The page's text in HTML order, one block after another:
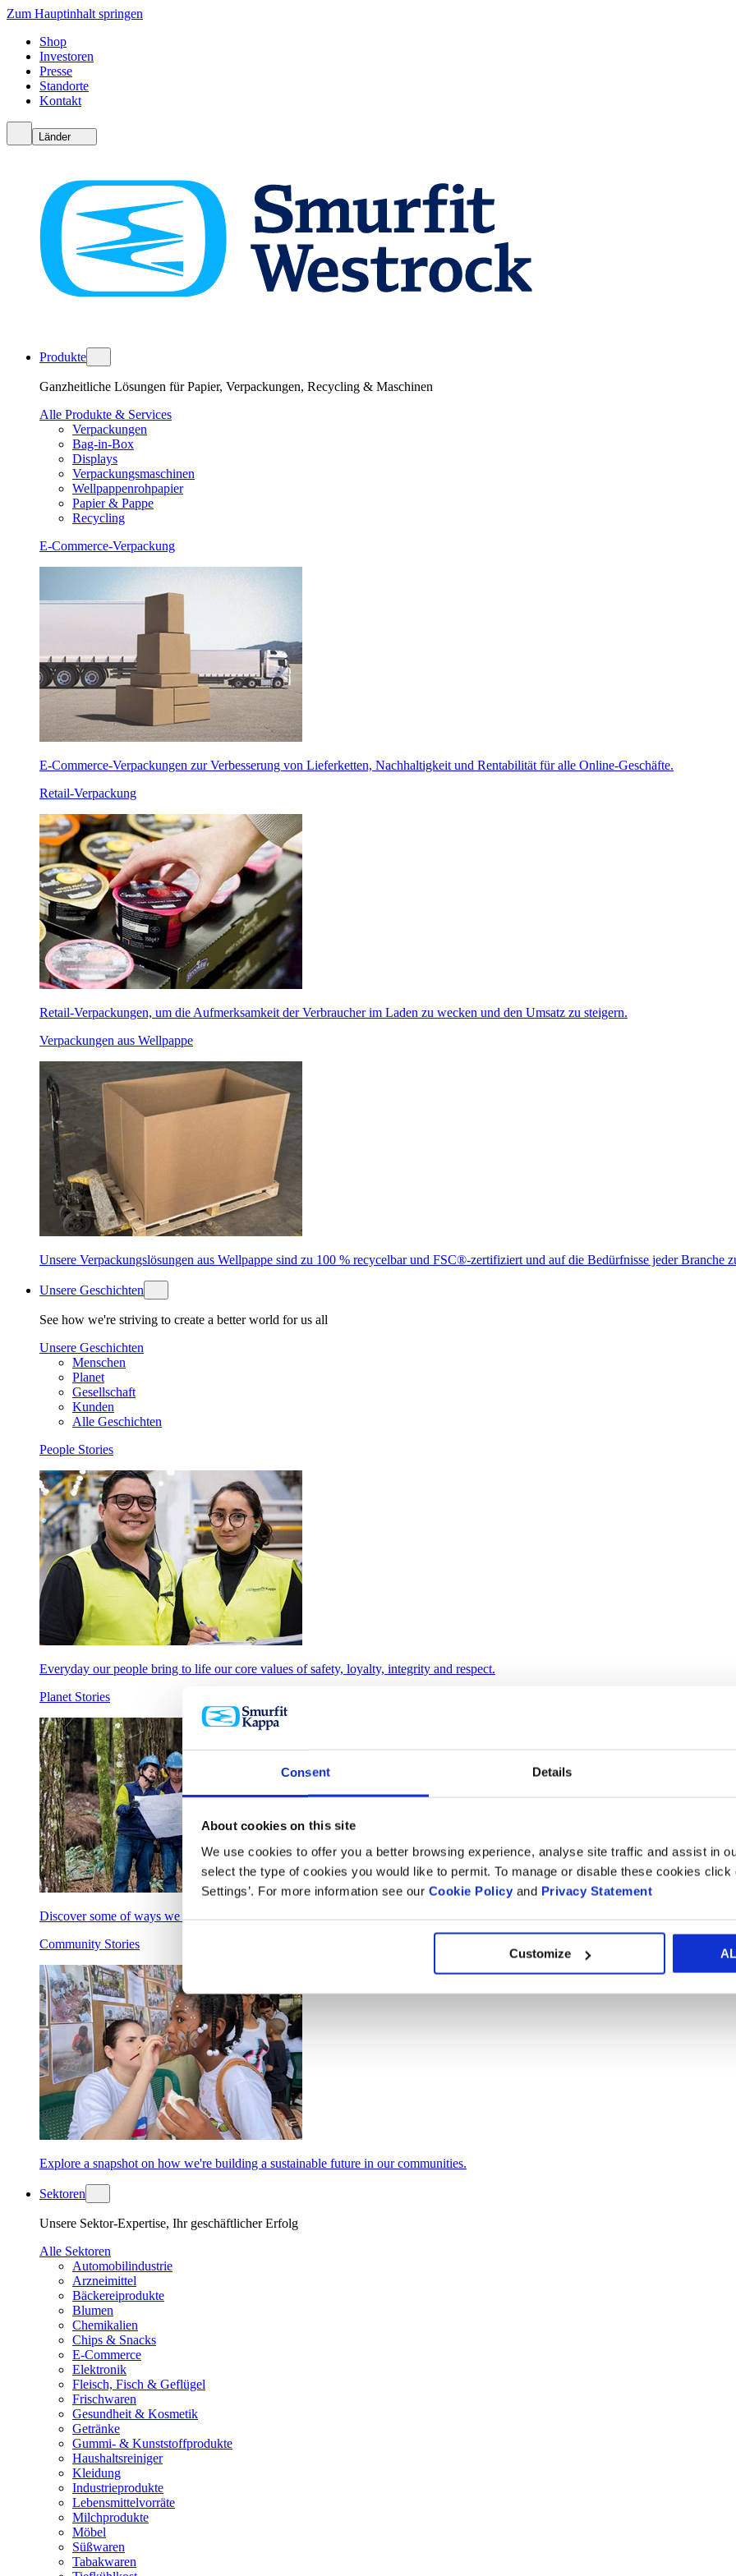
Consent Details
About cookies on this site
We use cookies to offer you a better browsing experience, analyse site traffic and assist in
select the type of cookies you would like to permit. To manage or disable these cookies click
Settings’. For more information see our Cookie Policy and Privacy Statement
Customize
Zum Hauptinhalt springen
Shop
Investoren
Presse
Standorte
Kontakt
Länder
Produkte
Ganzheitliche Lösungen für Papier, Verpackungen, Recycling & Maschinen
Alle Produkte & Services
Verpackungen
Bag-in-Box
Displays
Verpackungsmaschinen
Wellpappenrohpapier
Papier & Pappe
Recycling
E-Commerce-Verpackung
E-Commerce-Verpackungen zur Verbesserung von Lieferketten, Nachhaltigkeit und Rentabilität für alle Online-Geschäfte.
Retail-Verpackung
Retail-Verpackungen, um die Aufmerksamkeit der Verbraucher im Laden zu wecken und den Umsatz zu steigern.
Verpackungen aus Wellpappe
Unsere Verpackungslösungen aus Wellpappe sind zu 100 % recycelbar und FSC®-zertifiziert und auf die Bedürfnisse jeder Branche
Unsere Geschichten
See how we're striving to create a better world for us all
Unsere Geschichten
Menschen
Planet
Gesellschaft
Kunden
Alle Geschichten
People Stories
Everyday our people bring to life our core values of safety, loyalty, integrity and respect.
Planet Stories
Discover some of ways we are supporting a greener, bluer planet.
Community Stories
Explore a snapshot on how we're building a sustainable future in our communities.
Sektoren
Unsere Sektor-Expertise, Ihr geschäftlicher Erfolg
Alle Sektoren
Automobilindustrie
Arzneimittel
Bäckereiprodukte
Blumen
Chemikalien
Chips & Snacks
E-Commerce
Elektronik
Fleisch, Fisch & Geflügel
Frischwaren
Gesundheit & Kosmetik
Getränke
Gummi- & Kunststoffprodukte
Haushaltsreiniger
Kleidung
Industrieprodukte
Lebensmittelvorräte
Milchprodukte
Möbel
Süßwaren
Tabakwaren